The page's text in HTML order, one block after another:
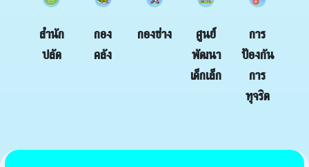
สำนัก
ปลัด
กอง
คลัง
กองช่าง
ศูนย์
พัฒนา
เด็กเล็ก
การ
ป้องกัน
การ
ทุจริต